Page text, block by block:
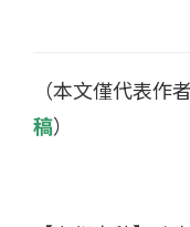
（本文僅代表作
稿）